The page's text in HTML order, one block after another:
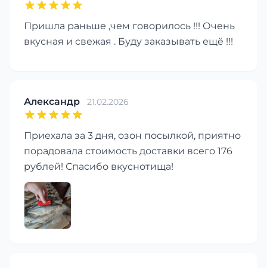
Пришла раньше ,чем говорилось !!! Очень
вкусная и свежая . Буду заказывать ещё !!!
Александр 21.02.2026
Приехала за 3 дня, озон посылкой, приятно
порадовала стоимость доставки всего 176
рублей! Спасибо вкуснотища!